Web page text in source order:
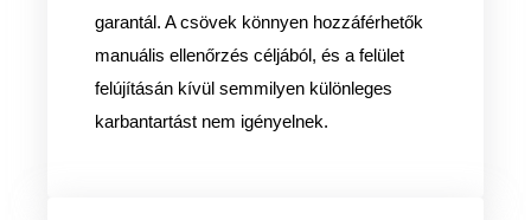
garantál. A csövek könnyen hozzáférhetők
manuális ellenőrzés céljából, és a felület
felújításán kívül semmilyen különleges
karbantartást nem igényelnek.